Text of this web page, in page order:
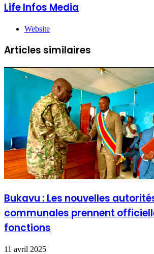
Life Infos Media
Website
Articles similaires
Bukavu : Les nouvelles
communales prennent
fonctions
11 avril 2025